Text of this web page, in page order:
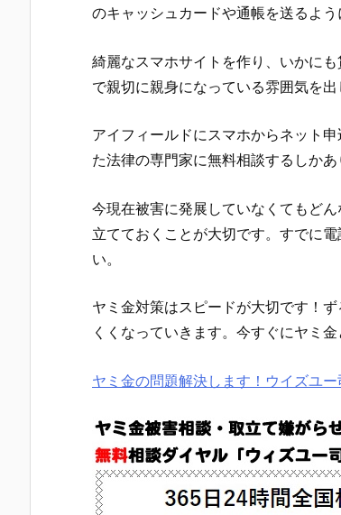
のキャッシュカードや通帳を送るよう
綺麗なスマホサイトを作り、いかに
で親切に親身になっている雰囲気を出
アイフィールドにスマホからネット
た法律の専門家に無料相談するしかあ
今現在被害に発展していなくてもど
立てておくことが大切です。すでに
い。
ヤミ金対策はスピードが大切です！
くくなっていきます。今すぐにヤミ
ヤミ金の問題解決します！ウイズユ